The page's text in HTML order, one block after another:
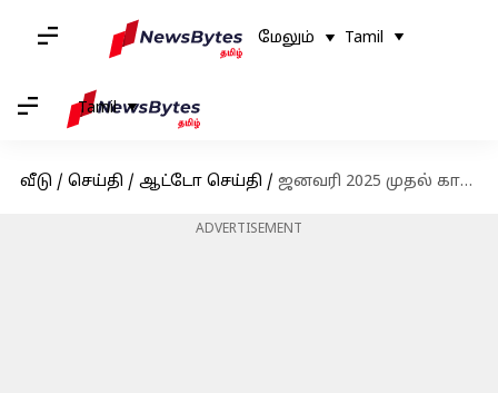
மேலும் Tamil
Tamil
வீடு / செய்தி / ஆட்டோ செய்தி / ஜனவரி 2025 முதல் கார்களின் விலை உயர்வு; ஹூண்டாயைத் தொடர்ந்து மாருதி சுஸூகியும் அறிவிப்பு
ADVERTISEMENT